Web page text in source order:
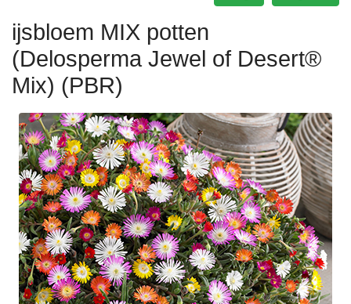
ijsbloem MIX potten
(Delosperma Jewel of Desert®
Mix) (PBR)